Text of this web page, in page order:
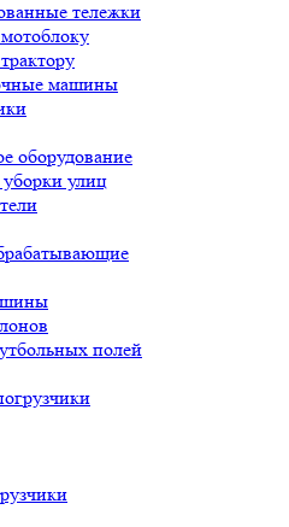
тележки
машины
оборудование
улиц
полей